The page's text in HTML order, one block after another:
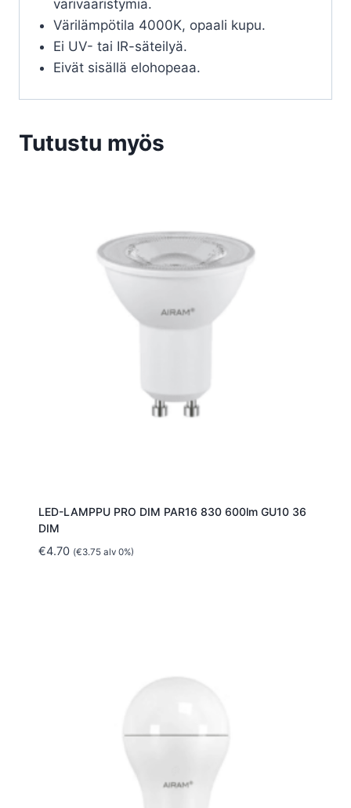
värivääristymiä.
Värilämpötila 4000K, opaali kupu.
Ei UV- tai IR-säteilyä.
Eivät sisällä elohopeaa.
Tutustu myös
LED-LAMPPU PRO DIM PAR16 830 600lm GU10 36
DIM
€4.70 (€3.75alv 0%)